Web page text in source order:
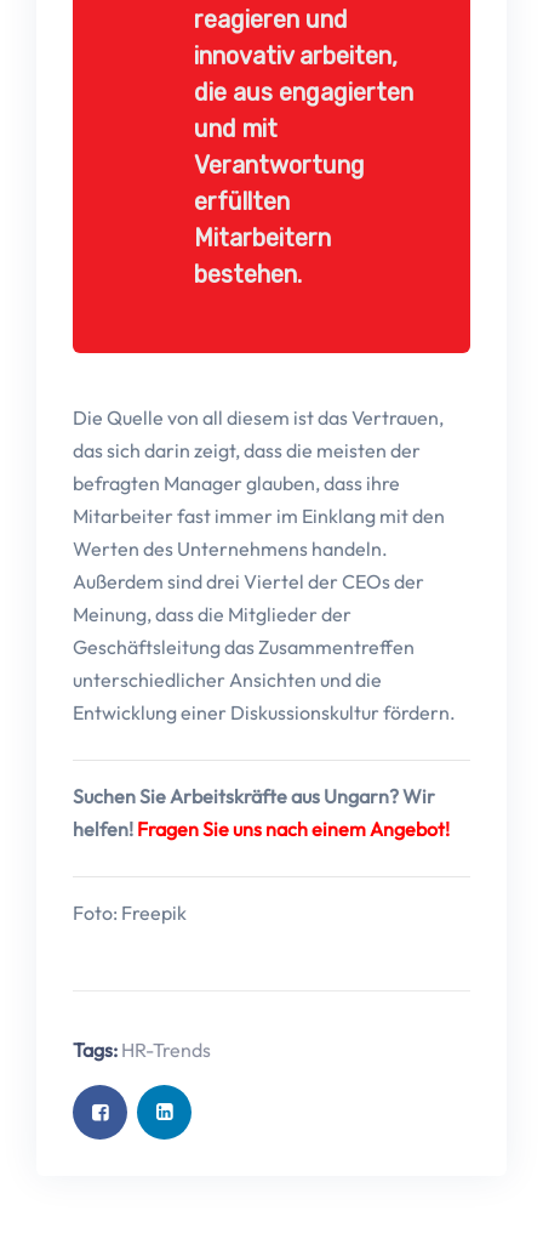
reagieren und
innovativ arbeiten,
die aus engagierten
und mit
Verantwortung
erfüllten
Mitarbeitern
bestehen.
Die Quelle von all diesem ist das Vertrauen,
das sich darin zeigt, dass die meisten der
befragten Manager glauben, dass ihre
Mitarbeiter fast immer im Einklang mit den
Werten des Unternehmens handeln.
Außerdem sind drei Viertel der CEOs der
Meinung, dass die Mitglieder der
Geschäftsleitung das Zusammentreffen
unterschiedlicher Ansichten und die
Entwicklung einer Diskussionskultur fördern.
Suchen Sie Arbeitskräfte aus Ungarn? Wir
helfen! Fragen Sie uns nach einem Angebot!
Foto: Freepik
Tags: HR-Trends